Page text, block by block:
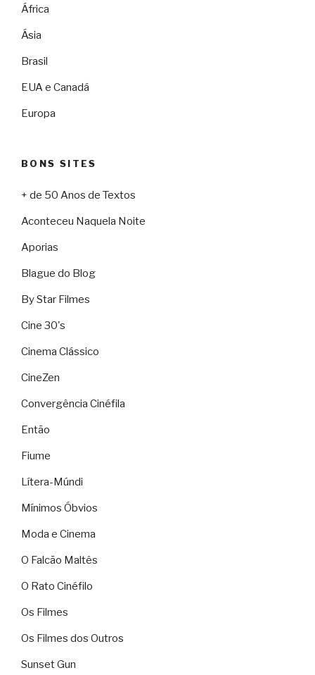
África
Ásia
Brasil
EUA e Canadá
Europa
BONS SITES
+ de 50 Anos de Textos
Aconteceu Naquela Noite
Aporias
Blague do Blog
By Star Filmes
Cine 30's
Cinema Clássico
CineZen
Convergência Cinéfila
Então
Fiume
Lítera-Múndi
Mínimos Óbvios
Moda e Cinema
O Falcão Maltês
O Rato Cinéfilo
Os Filmes
Os Filmes dos Outros
Sunset Gun